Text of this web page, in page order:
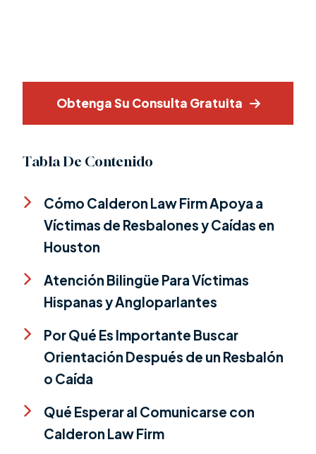
Obtenga Su Consulta Gratuita
Tabla De Contenido
Cómo Calderon Law Firm Apoya a
Víctimas de Resbalones y Caídas en
Houston
Atención Bilingüe Para Víctimas
Hispanas y Angloparlantes
Por Qué Es Importante Buscar
Orientación Después de un Resbalón
o Caída
Qué Esperar al Comunicarse con
Calderon Law Firm